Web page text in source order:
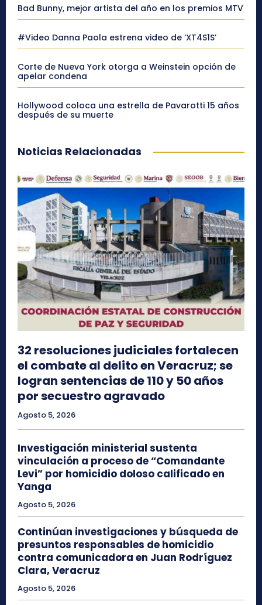
Bad Bunny, mejor artista del año en los premios MTV
#Video Danna Paola estrena video de ‘XT4S1S’
Corte de Nueva York otorga a Weinstein opción de
apelar condena
Hollywood coloca una estrella de Pavarotti 15 años
después de su muerte
Noticias Relacionadas
32 resoluciones judiciales fortalecen
el combate al delito en Veracruz; se
logran sentencias de 110 y 50 años
por secuestro agravado
Agosto 5, 2026
Investigación ministerial sustenta
vinculación a proceso de “Comandante
Levi” por homicidio doloso calificado en
Yanga
Agosto 5, 2026
Continúan investigaciones y búsqueda de
presuntos responsables de homicidio
contra comunicadora en Juan Rodríguez
Clara, Veracruz
Agosto 5, 2026